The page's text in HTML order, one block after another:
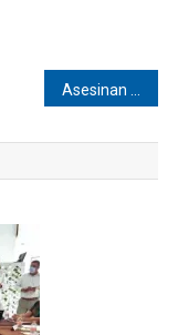
Asesinan a una persona en Pinotepa